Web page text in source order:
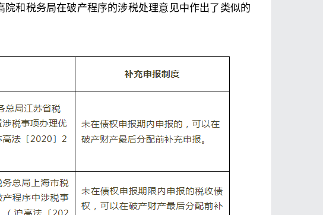
和税务局在破产程序的涉税处理意见中作出了类似的